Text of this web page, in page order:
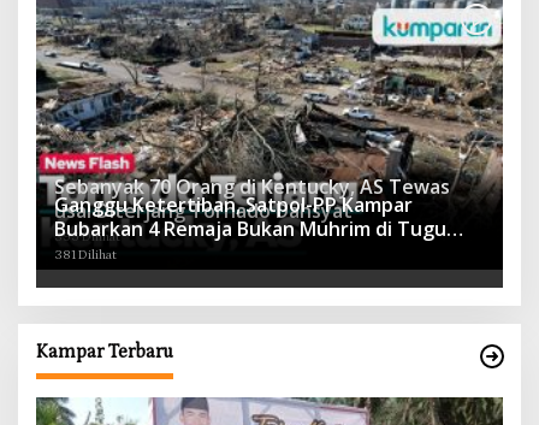
Sebanyak 70 Orang di Kentucky, AS Tewas
usai Diterjang Tornado Dahsyat
395 Dilihat
Ganggu Ketertiban, Satpol-PP Kampar
Bubarkan 4 Remaja Bukan Muhrim di Tugu
Batu Hitam dan Tigo Tungku Sajoangan
381 Dilihat
Kampar Terbaru